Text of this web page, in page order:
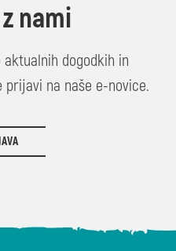
nami
dogodkih in
prijavi na naše e-novice.